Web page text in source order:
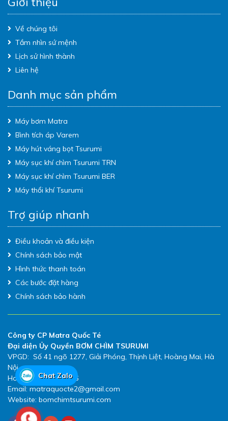
Về chúng tôi
Tầm nhìn sứ mệnh
Lịch sử hình thành
Liên hệ
Danh mục sản phẩm
Máy bơm Matra
Bình tích áp Varem
Máy hút váng bọt Tsurumi
Máy sục khí chìm Tsurumi TRN
Máy sục khí chìm Tsurumi BER
Máy thổi khí Tsurumi
Trợ giúp nhanh
Điều khoản và điều kiện
Chính sách bảo mật
Hình thức thanh toán
Các bước đặt hàng
Chính sách bảo hành
Công ty CP Matra Quốc Té
Đại diện Ủy Quyền BƠM CHÌM TSURUMI
VPGD: Số 41 ngõ 1277, Giải Phóng, Thịnh Liệt, Hoàng Mai, Hà
Nội
Hotline: 0983.480.896
Email: matraquocte2@gmail.com
Website: bomchimtsurumi.com
Chat Zalo